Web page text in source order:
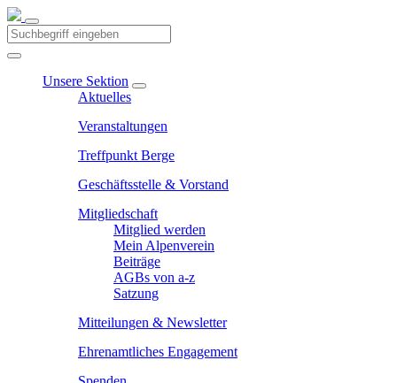
Unsere Sektion
Aktuelles
Veranstaltungen
Treffpunkt Berge
Geschäftsstelle & Vorstand
Mitgliedschaft
Mitglied werden
Mein Alpenverein
Beiträge
AGBs von a-z
Satzung
Mitteilungen & Newsletter
Ehrenamtliches Engagement